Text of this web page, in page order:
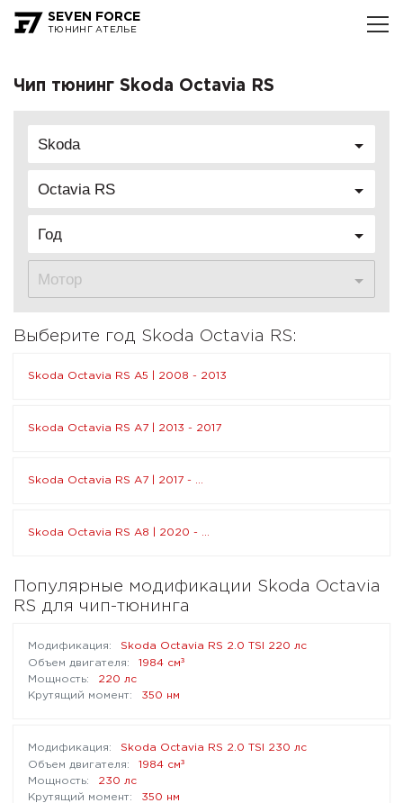
SEVEN FORCE
ТЮНИНГ АТЕЛЬЕ
Чип тюнинг Skoda Octavia RS
Skoda
Octavia RS
Год
Мотор
Выберите год Skoda Octavia RS:
Skoda Octavia RS A5 | 2008 - 2013
Skoda Octavia RS A7 | 2013 - 2017
Skoda Octavia RS A7 | 2017 - ...
Skoda Octavia RS A8 | 2020 - ...
Популярные модификации Skoda Octavia
RS для чип-тюнинга
Skoda Octavia RS 2.0 TSI 220 лс
1984 см³
220 лс
350 нм
Skoda Octavia RS 2.0 TSI 230 лс
1984 см³
230 лс
350 нм